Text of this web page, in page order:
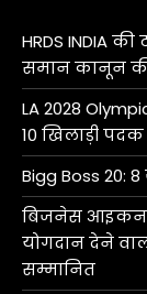
HRDS INDIA
समान कानून
LA 2028
10 खिलाड़ी पदक
Bigg Boss 20:
बिजनेस आइकन
योगदान देने
सम्मानित